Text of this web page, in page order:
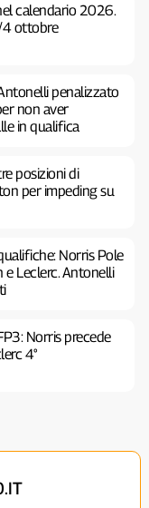
calendario 2026.
4 ottobre
penalizzato
non aver
in qualifica
posizioni di
per impeding su
Norris Pole
Leclerc. Antonelli
Norris precede
4°